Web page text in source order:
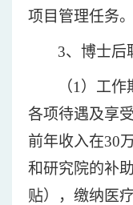
项目管理任务。
3、博士后
（1）工作
各项待遇及享
前年收入在30
和研究院的补
贴）， 缴纳医